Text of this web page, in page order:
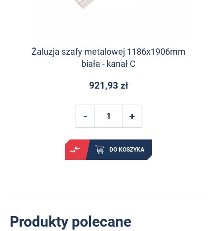
Żaluzja szafy metalowej 1186x1906mm
biała - kanał C
921,93 zł
DO KOSZYKA
Produkty polecane